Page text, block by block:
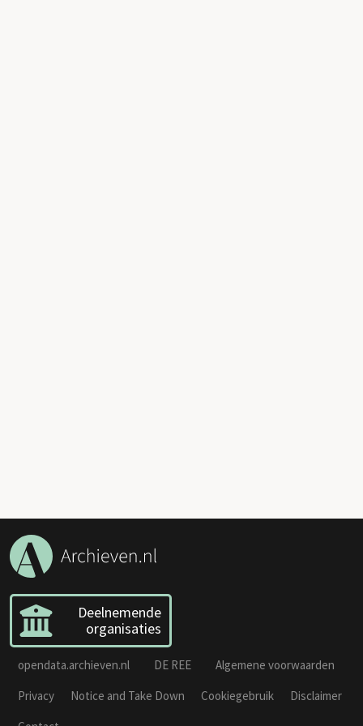
Deelnemende
organisaties
opendata.archieven.nl DE REE
Algemene voorwaarden
Privacy
Notice and Take Down Cookiegebruik
Disclaimer